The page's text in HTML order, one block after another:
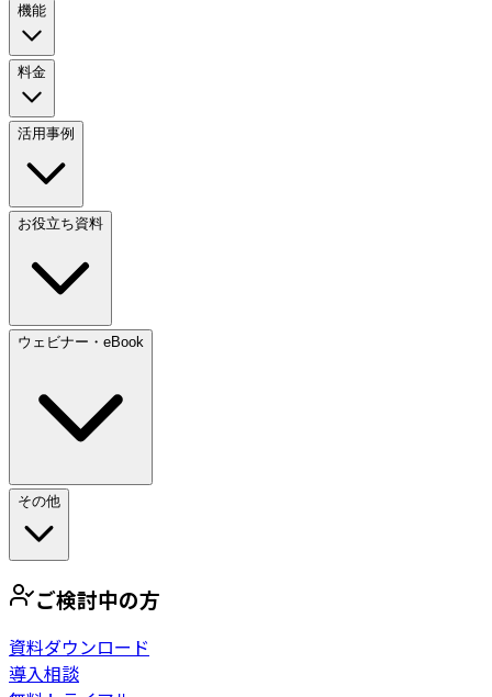
機能
料金
活用事例
お役立ち資料
ウェビナー・eBook
その他
ご検討中の方
資料ダウンロード
導入相談